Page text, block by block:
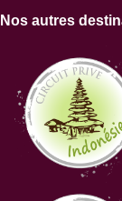
Nos autres